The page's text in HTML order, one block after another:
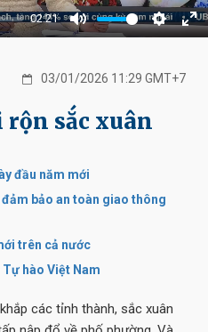
02:21
Mute Settings
03/01/2026 11:29 GMT+7
rộn sắc xuân
đầu năm mới
bảo an toàn giao thông
trên cả nước
hào Việt Nam
các tỉnh thành, sắc xuân